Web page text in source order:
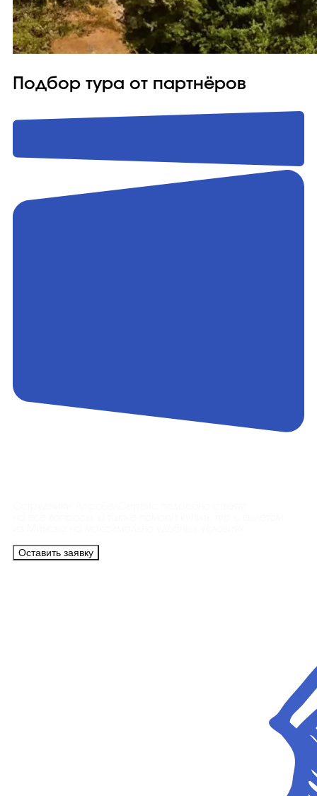
Подбор тура от партнёров
Оставить заявку